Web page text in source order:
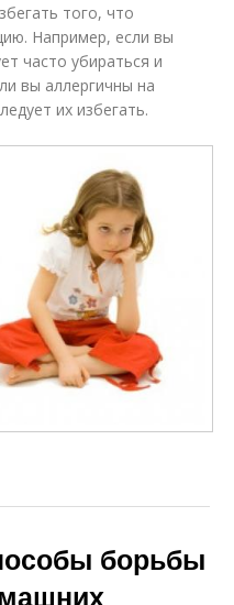
того, что
Например, если вы
часто убираться и
вы аллергичны на
их избегать.
борьбы